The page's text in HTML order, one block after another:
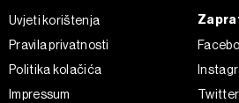
Uvjeti korištenja
Pravila privatnosti
Politika kolačića
Impressum
Twitter